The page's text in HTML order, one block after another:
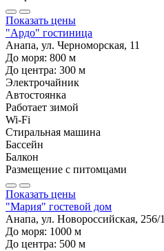
Показать цены
"Ардо" гостиница
Анапа, ул. Черноморская, 11
До моря: 800 м
До центра: 300 м
Электрочайник
Автостоянка
Работает зимой
Wi-Fi
Стиральная машина
Бассейн
Балкон
Размещение с питомцами
Показать цены
"Мария" гостевой дом
Анапа, ул. Новороссийская, 256/1
До моря: 1000 м
До центра: 500 м